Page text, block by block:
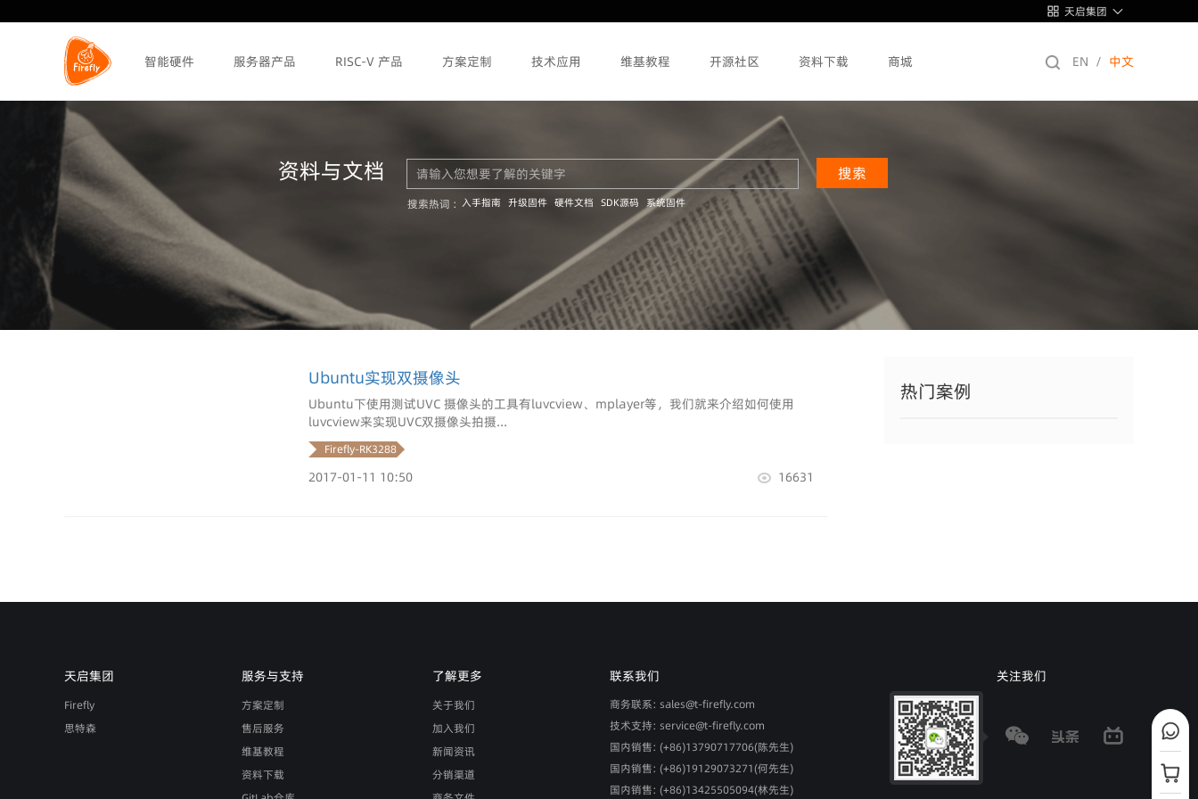
天启集团
智能硬件 服务器产品 RISC-V 产品 方案定制 技术应用 维基教程 开源社区 资料下载 商城 EN / 中文
资料与文档
搜索热词 : 入手指南 升级固件 硬件文档 SDK源码 系统固件
Ubuntu实现双摄像头
Ubuntu下使用测试UVC 摄像头的工具有luvcview、mplayer等，我们就来介绍如何使用
luvcview来实现UVC双摄像头拍摄...
Firefly-RK3288
2017-01-11 10:50 16631
热门案例
天启集团
Firefly
思特森
服务与支持
方案定制
售后服务
维基教程
资料下载
了解更多
关于我们
加入我们
新闻资讯
分销渠道
联系我们
商务联系: sales@t-firefly.com
技术支持: service@t-firefly.com
国内销售: (+86)13790717706(陈先生)
国内销售: (+86)19129073271(何先生)
国内销售: (+86)13425505094(林先生)
关注我们